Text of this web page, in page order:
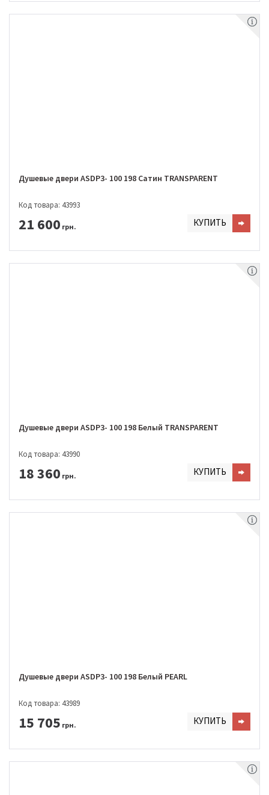
Душевые двери ASDP3- 100 198 Сатин TRANSPARENT
Код товара: 43993
21 600 грн. КУПИТЬ
Душевые двери ASDP3- 100 198 Белый TRANSPARENT
Код товара: 43990
18 360 грн. КУПИТЬ
Душевые двери ASDP3- 100 198 Белый PEARL
Код товара: 43989
15 705 грн. КУПИТЬ